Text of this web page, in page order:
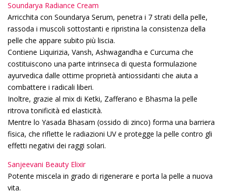
Soundarya Radiance Cream
Arricchita con Soundarya Serum, penetra i 7 strati della pelle,
rassoda i muscoli sottostanti e ripristina la consistenza della
pelle che appare subito più liscia.
Contiene Liquirizia, Vansh, Ashwagandha e Curcuma che
costituiscono una parte intrinseca di questa formulazione
ayurvedica dalle ottime proprietà antiossidanti che aiuta a
combattere i radicali liberi.
Inoltre, grazie al mix di Ketki, Zafferano e Bhasma la pelle
ritrova tonificità ed elasticità.
Mentre lo Yasada Bhasam (ossido di zinco) forma una barriera
fisica, che riflette le radiazioni UV e protegge la pelle contro gli
effetti negativi dei raggi solari.
Sanjeevani Beauty Elixir
Potente miscela in grado di rigenerare e porta la pelle a nuova
vita.